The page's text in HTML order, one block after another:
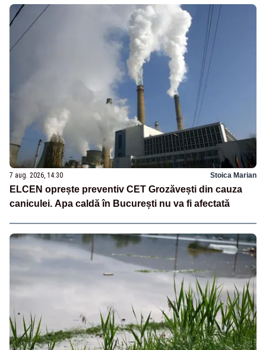
7 aug. 2026, 14:30 Stoica Marian
ELCEN oprește preventiv CET Grozăvești din cauza
caniculei. Apa caldă în București nu va fi afectată